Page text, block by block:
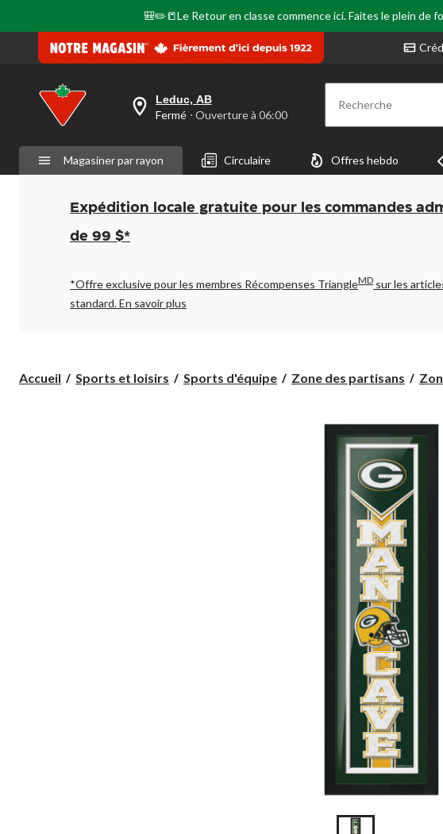
🎒✏️📒Le Retour en classe commence ici. Faites le plein
votre
est
Leduc,
AB,
Fermé,
Ouverture
à
pour
changer
Leduc, AB
Fermé ⋅ Ouverture à 06:00 Recherche
Magasiner par rayon Circulaire Offres hebdo
Expédition locale gratuite pour les commandes
de 99 $*
*Offre exclusive pour les membres Récompenses TriangleMD sur les
standard.En savoir plus
Accueil Sports et loisirs Sports d'équipe Zone des partisans